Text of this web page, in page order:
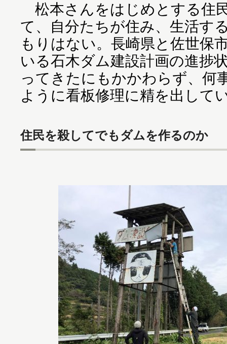
松本さんをはじめとする住
て、自分たちが住み、生活す
もりはない。長崎県と佐世保
いる石木ダム建設計画の進捗
ってきたにもかかわらず、何
ように看板修理に精を出して
住民を殺してでもダムを作るのか